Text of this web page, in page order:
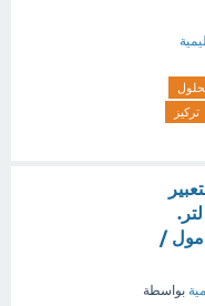
تركيز
مول /
بواسطة